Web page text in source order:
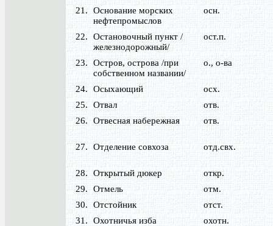
21.
Основание морских
нефтепромыслов
осн.
22.
Остановочный пункт /
железнодорожный/
ост.п.
23.
Остров, острова /при
собственном названии/
о., о-ва
24. Осыхающий
осх.
25.
Отвал
отв.
26.
Отвесная набережная отв.
27. Отделение совхоза отд.свх.
28. Открытый дюкер
откр.
29.
Отмель
отм.
30.
Отстойник
отст.
31.
Охотничья изба
охотн.